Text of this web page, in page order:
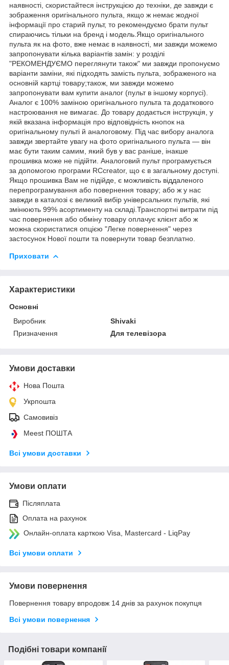
наявності, скористайтеся інструкцією до техніки, де завжди є
зображення оригінального пульта, якщо ж немає жодної
інформації про старий пульт, то рекомендуємо брати пульт
спираючись тільки на бренд і модель.Якщо оригінального
пульта як на фото, вже немає в наявності, ми завжди можемо
запропонувати кілька варіантів замін: у розділі
"РЕКОМЕНДУЄМО переглянути також" ми завжди пропонуємо
варіанти заміни, які підходять замість пульта, зображеного на
основній картці товару;також, ми завжди можемо
запропонувати вам купити аналог (пульт в іншому корпусі).
Аналог є 100% заміною оригінального пульта та додаткового
настроювання не вимагає. До товару додається інструкція, у
якій вказана інформація про відповідність кнопок на
оригінальному пульті й аналоговому. Під час вибору аналога
завжди звертайте увагу на фото оригінального пульта — він
має бути таким самим, який був у вас раніше, інакше
прошивка може не підійти. Аналоговий пульт програмується
за допомогою програми RCcreator, що є в загальному доступі.
Якщо прошивка Вам не підійде, є можливість віддаленого
перепрограмування або повернення товару; або ж у нас
завжди в каталозі є великий вибір універсальних пультів, які
змінюють 99% асортименту на складі.Транспортні витрати під
час повернення або обміну товару оплачує клієнт або ж
можна скористатися опцією "Легке повернення" через
застосунок Нової пошти та повернути товар безплатно.
Приховати
Характеристики
Основні
Виробник
Shivaki
Призначення
Для телевізора
Умови доставки
Нова Пошта
Укрпошта
Самовивіз
Meest ПОШТА
Всі умови доставки
Умови оплати
Післяплата
Оплата на рахунок
Онлайн-оплата карткою Visa, Mastercard - LiqPay
Всі умови оплати
Умови повернення
Повернення товару впродовж 14 днів за рахунок покупця
Всі умови повернення
Подібні товари компанії